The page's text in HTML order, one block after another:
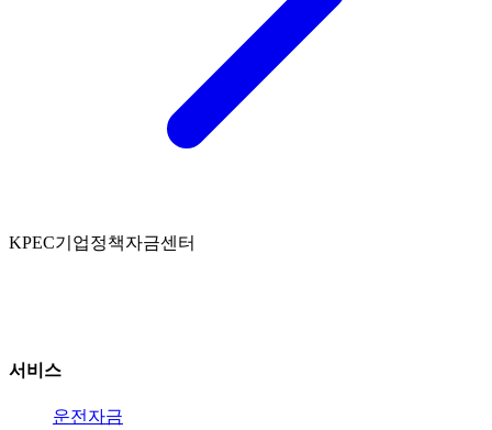
KPEC기업정책자금센터
서비스
운전자금